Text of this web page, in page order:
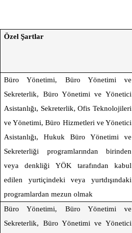
Özel Şartlar
Büro Yönetimi, Büro Yönetimi ve
Sekreterlik, Büro Yönetimi ve Yönetici
Asistanlığı, Sekreterlik, Ofis Teknolojileri
ve Yönetimi, Büro Hizmetleri ve Yönetici
Asistanlığı, Hukuk Büro Yönetimi ve
Sekreterliği programlarından birinden
veya denkliği YÖK tarafından kabul
edilen yurtiçindeki veya yurtdışındaki
programlardan mezun olmak
Büro Yönetimi, Büro Yönetimi ve
Sekreterlik, Büro Yönetimi ve Yönetici